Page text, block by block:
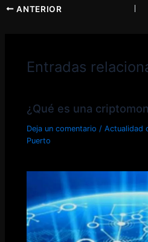
ANTERIOR
Entradas
¿Qué es una
Deja un comentario /Actualidad
Puerto